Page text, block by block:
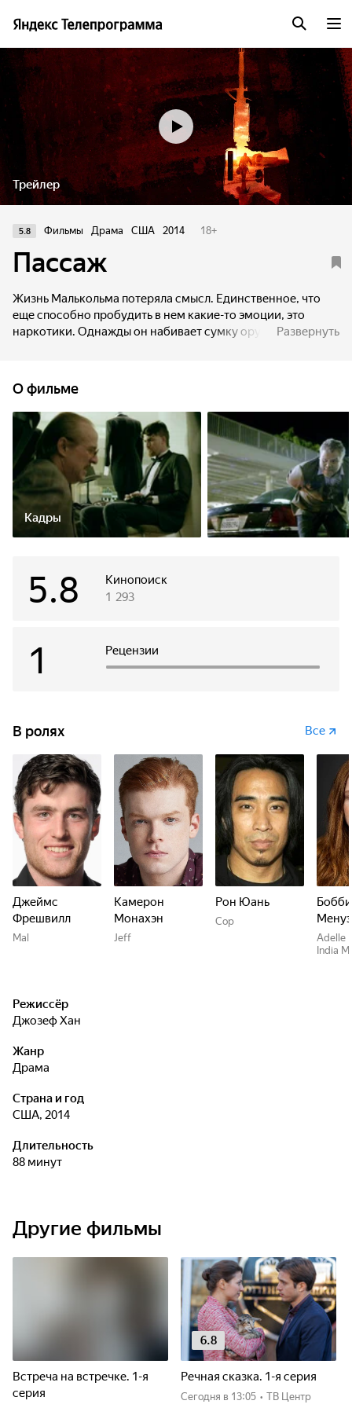
Трейлер
5.8 Фильмы Драма США 2014 18+
Пассаж
Жизнь Малькольма потеряла смысл. Единственное, что
еще способно пробудить в нем какие-то эмоции, это
наркотики. Однажды он набивает сумку оружием и
людей, оказавшихся волей судьбы в эпицентре событий.
Развернуть
О фильме
Кадры
Кинопоиск
5.8 1 293
Рецензии
1
В ролях Все
Джеймс
Фрешвилл
Mal
Камерон
Монахэн
Jeff
Рон Юань
Cop
Adelle
India
Режиссёр
Джозеф Хан
Жанр
драма
Страна и год
США, 2014
Длительность
88 минут
Другие фильмы
Встреча на встречке. 1-я
серия
6.8
Речная сказка. 1-я серия
Сегодня в 13:05 • ТВ Центр